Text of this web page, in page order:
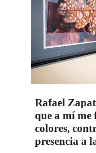
Rafael
que a mí me
colores,
presencia a